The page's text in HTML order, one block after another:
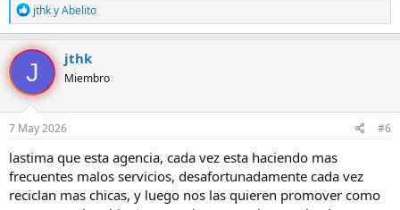
R
e
a
c
c
i
o
n
e
s
:
jthkyAbelito
J jthk
Miembro
7 May 2026 #6
lastima que esta agencia, cada vez esta haciendo mas
frecuentes malos servicios, desafortunadamente cada vez
reciclan mas chicas, y luego nos las quieren promover como